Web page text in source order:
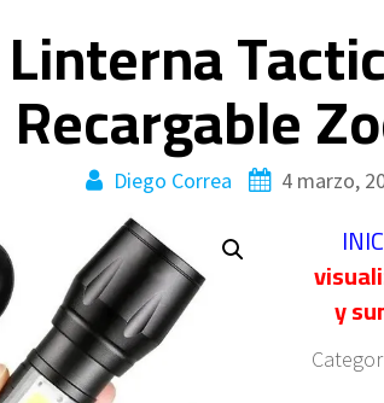
Recargable
Diego Correa 4 marzo,
y